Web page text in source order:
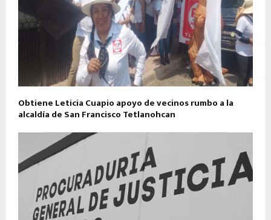
Obtiene Leticia Cuapio apoyo de vecinos rumbo a la
alcaldía de San Francisco Tetlanohcan